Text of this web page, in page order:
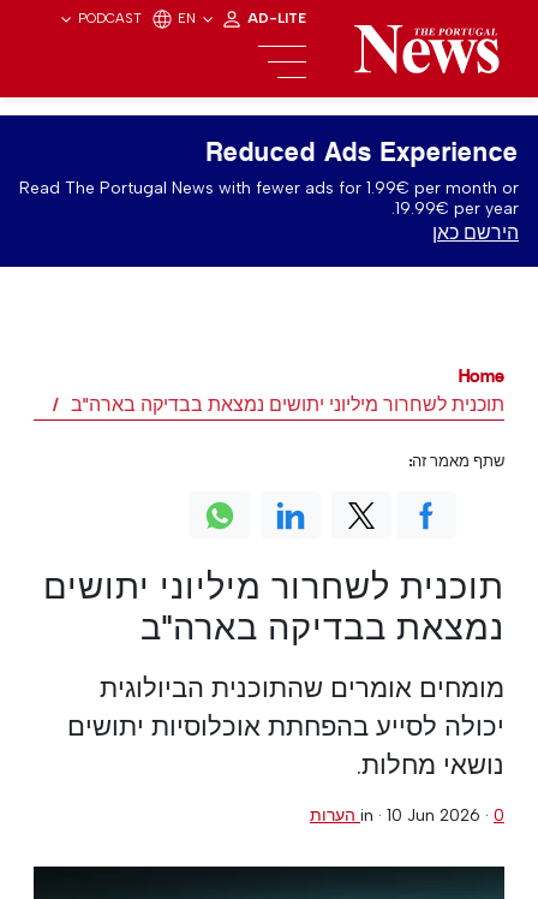
PODCAST EN AD-LITE
Reduced Ads Experience
Read The Portugal News with fewer ads for 1.99€ per month or
19.99€ per year.
הירשם כאן
Home
תוכנית לשחרור מיליוני יתושים נמצאת בבדיקה בארה"ב
תוכנית לשחרור מיליוני יתושים
נמצאת בבדיקה בארה"ב
מומחים אומרים שהתוכנית הביולוגית
יכולה לסייע בהפחתת אוכלוסיות יתושים
נושאי מחלות.
in · 10 Jun 2026 · 0 הערות
שתף מאמר זה: